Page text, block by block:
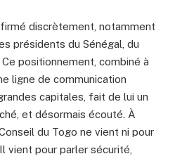
discrètement, notamment
présidents du Sénégal, du
positionnement, combiné à
ligne de communication
capitales, fait de lui un
et désormais écouté. À
du Togo ne vient ni pour
vient pour parler sécurité,